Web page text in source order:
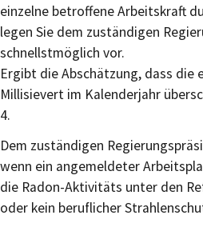
einzelne betroffene Arbeitskraft
legen Sie dem zuständigen
schnellstmöglich vor.
Ergibt die Abschätzung, dass die
Millisievert im Kalenderjahr
4.
Dem zuständigen
wenn ein angemeldeter
die Radon-Aktivitäts unter den
oder kein beruflicher